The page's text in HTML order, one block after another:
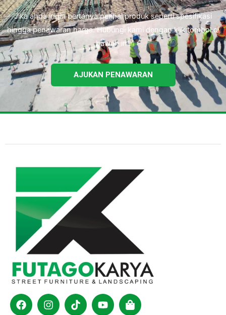
Jika anda ingin bertanya perihal produk seperti spesifikasi
hingga penawaran harga. Hubungi kami dengan klik tombol di
bawah ini.
AJUKAN PENAWARAN
FacebookInstagram
TiktokYoutubeShopping-
bag